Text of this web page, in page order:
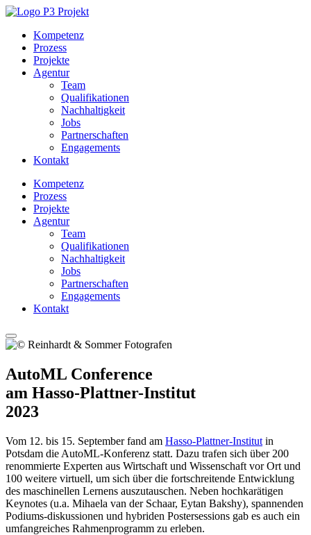
Kompetenz
Prozess
Projekte
Agentur
Team
Qualifikationen
Nachhaltigkeit
Jobs
Partnerschaften
Engagements
Kontakt
Kompetenz
Prozess
Projekte
Agentur
Team
Qualifikationen
Nachhaltigkeit
Jobs
Partnerschaften
Engagements
Kontakt
AutoML Conference
am Hasso-Plattner-Institut
2023
Vom 12. bis 15. September fand am Hasso-Plattner-Institut in
Potsdam die AutoML-Konferenz statt. Dazu trafen sich über 200
renommierte Experten aus Wirtschaft und Wissenschaft vor Ort und
100 weitere virtuell, um sich über die fortschreitende Entwicklung
des maschinellen Lernens auszutauschen. Neben hochkarätigen
Keynotes (u.a. Mihaela van der Schaar, Eytan Bakshy), spannenden
Podiums-diskussionen und hybriden Postersessions gab es auch ein
umfangreiches Rahmenprogramm zu erleben.